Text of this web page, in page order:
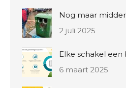
Nog maar
2 juli 2025
Elke schakel
6 maart 2025